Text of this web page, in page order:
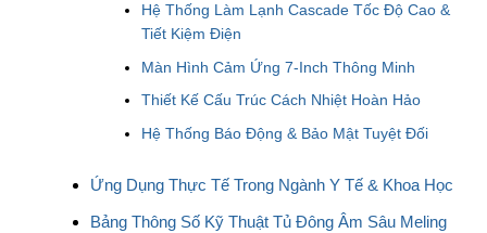
Hệ Thống Làm Lạnh Cascade Tốc Độ Cao &
Tiết Kiệm Điện
Màn Hình Cảm Ứng 7-Inch Thông Minh
Thiết Kế Cấu Trúc Cách Nhiệt Hoàn Hảo
Hệ Thống Báo Động & Bảo Mật Tuyệt Đối
Ứng Dụng Thực Tế Trong Ngành Y Tế & Khoa Học
Bảng Thông Số Kỹ Thuật Tủ Đông Âm Sâu Meling